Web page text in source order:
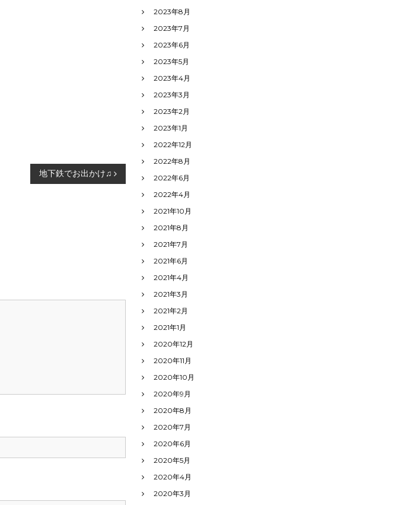
地下鉄でお出かけ♫
2023年8月
2023年7月
2023年6月
2023年5月
2023年4月
2023年3月
2023年2月
2023年1月
2022年12月
2022年8月
2022年6月
2022年4月
2021年10月
2021年8月
2021年7月
2021年6月
2021年4月
2021年3月
2021年2月
2021年1月
2020年12月
2020年11月
2020年10月
2020年9月
2020年8月
2020年7月
2020年6月
2020年5月
2020年4月
2020年3月